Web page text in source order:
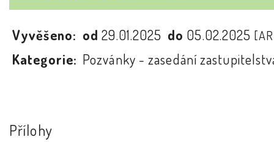
Vyvěšeno: od29.01.2025 do 05.02.2025
Kategorie: Pozvánky - zasedání
Přílohy